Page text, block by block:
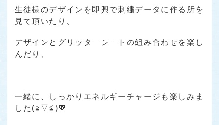
生徒様のデザインを即興で刺繍データに作る所を
見て頂いたり、
デザインとグリッターシートの組み合わせを楽し
んだり、
一緒に、しっかりエネルギーチャージも楽しみま
した(≧▽≦)💖